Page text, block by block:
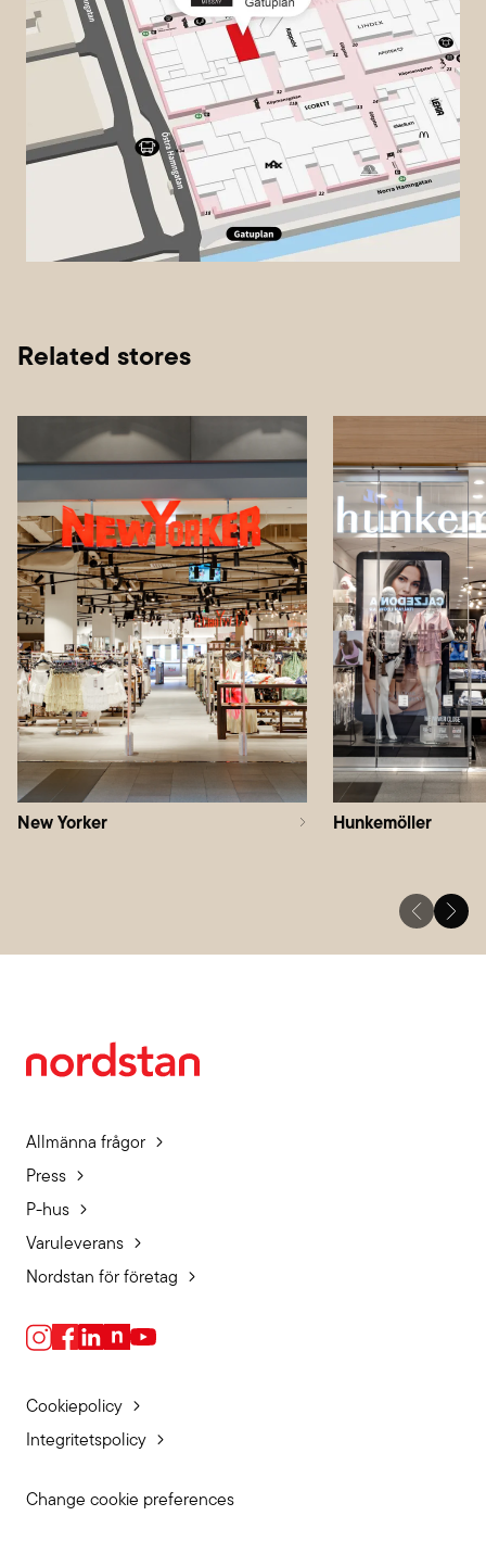
Related stores
New Yorker Hunkemöller
Allmänna frågor
Press
P-hus
Varuleverans
Nordstan för företag
Cookiepolicy
Integritetspolicy
Change cookie preferences